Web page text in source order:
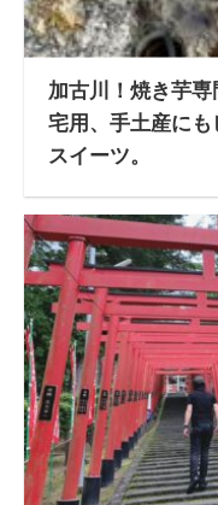
加古川！焼き芋
宅用、手土産に
スイーツ。